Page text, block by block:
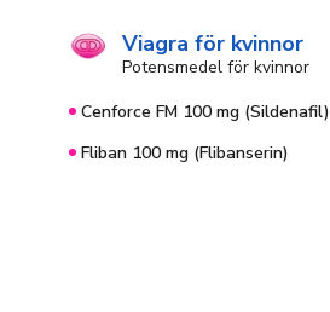
Viagra för kvinnor
Potensmedel för kvinnor
Cenforce FM 100 mg (Sildenafil)
Fliban 100 mg (Flibanserin)